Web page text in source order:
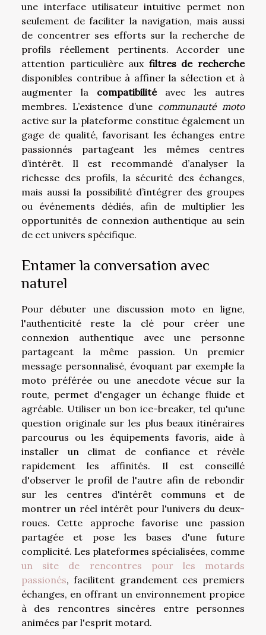
une interface utilisateur intuitive permet non
seulement de faciliter la navigation, mais aussi
de concentrer ses efforts sur la recherche de
profils réellement pertinents. Accorder une
attention particulière aux filtres de recherche
disponibles contribue à affiner la sélection et à
augmenter la compatibilitéavec les autres
membres. L’existence d’une communauté moto
active sur la plateforme constitue également un
gage de qualité, favorisant les échanges entre
passionnés partageant les mêmes centres
d’intérêt. Il est recommandé d’analyser la
richesse des profils, la sécurité des échanges,
mais aussi la possibilité d’intégrer des groupes
ou événements dédiés, afin de multiplier les
opportunités de connexion authentique au sein
de cet univers spécifique.
Entamer la conversation avec
naturel
Pour débuter une discussion moto en ligne,
l'authenticité reste la clé pour créer une
connexion authentique avec une personne
partageant la même passion. Un premier
message personnalisé, évoquant par exemple la
moto préférée ou une anecdote vécue sur la
route, permet d'engager un échange fluide et
agréable. Utiliser un bon ice-breaker, tel qu'une
question originale sur les plus beaux itinéraires
parcourus ou les équipements favoris, aide à
installer un climat de confiance et révèle
rapidement les affinités. Il est conseillé
d'observer le profil de l'autre afin de rebondir
sur les centres d'intérêt communs et de
montrer un réel intérêt pour l'univers du deux-
roues. Cette approche favorise une passion
partagée et pose les bases d'une future
complicité. Les plateformes spécialisées, comme
un site de rencontres pour les motards
passionés, facilitent grandement ces premiers
échanges, en offrant un environnement propice
à des rencontres sincères entre personnes
animées par l'esprit motard.